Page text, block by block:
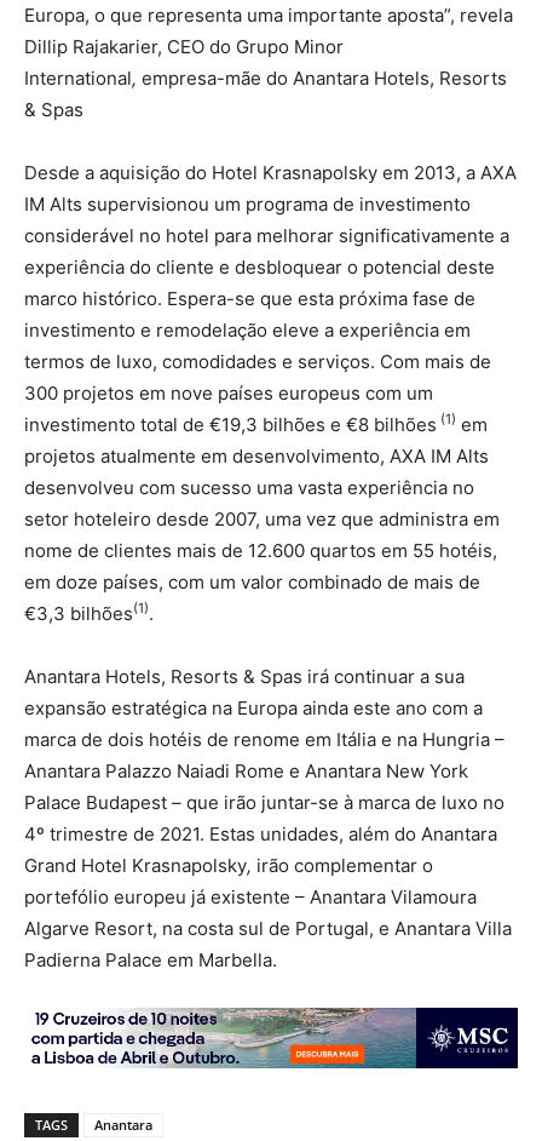
Europa, o que representa uma importante aposta”, revela
Dillip Rajakarier, CEO do Grupo Minor
International, empresa-mãe do Anantara Hotels, Resorts
& Spas
Desde a aquisição do Hotel Krasnapolsky em 2013, a AXA
IM Alts supervisionou um programa de investimento
considerável no hotel para melhorar significativamente a
experiência do cliente e desbloquear o potencial deste
marco histórico. Espera-se que esta próxima fase de
investimento e remodelação eleve a experiência em
termos de luxo, comodidades e serviços. Com mais de
300 projetos em nove países europeus com um
investimento total de €19,3 bilhões e €8 bilhões (1) em
projetos atualmente em desenvolvimento, AXA IM Alts
desenvolveu com sucesso uma vasta experiência no
setor hoteleiro desde 2007, uma vez que administra em
nome de clientes mais de 12.600 quartos em 55 hotéis,
em doze países, com um valor combinado de mais de
€3,3 bilhões(1).
Anantara Hotels, Resorts & Spas irá continuar a sua
expansão estratégica na Europa ainda este ano com a
marca de dois hotéis de renome em Itália e na Hungria –
Anantara Palazzo Naiadi Rome e Anantara New York
Palace Budapest – que irão juntar-se à marca de luxo no
4º trimestre de 2021. Estas unidades, além do Anantara
Grand Hotel Krasnapolsky, irão complementar o
portefólio europeu já existente – Anantara Vilamoura
Algarve Resort, na costa sul de Portugal, e Anantara Villa
Padierna Palace em Marbella.
TAGS Anantara